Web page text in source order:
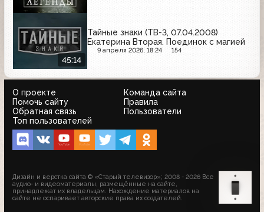
45:14
Тайные знаки (ТВ-3, 07.04.2008)
Екатерина Вторая. Поединок с магией
9 апреля 2026, 18:24 154
О проекте
Команда сайта
Помочь сайту
Правила
Обратная связь
Пользователи
Топ пользователей
Дизайн и верстка сайта © «Старый телевизор»; 2008 - 2026 Все
аудио- и видеоматериалы, размещённые на сайте,
принадлежат их владельцам. Нахождение материалов на
сайте не оспаривает авторские права их создателей.